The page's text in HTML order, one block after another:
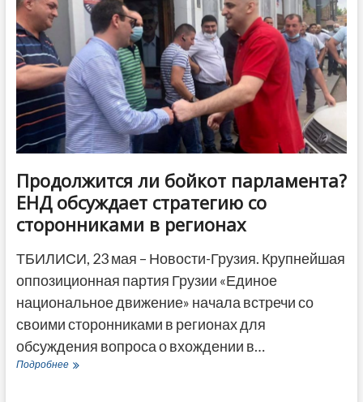
послов
США
ЕС
по
судебной
реформе
Продолжится ли бойкот парламента?
ЕНД обсуждает стратегию со
сторонниками в регионах
ТБИЛИСИ, 23 мая – Новости-Грузия. Крупнейшая
оппозиционная партия Грузии «Единое
национальное движение» начала встречи со
своими сторонниками в регионах для
обсуждения вопроса о вхождении в…
ПодробнееПродолжится